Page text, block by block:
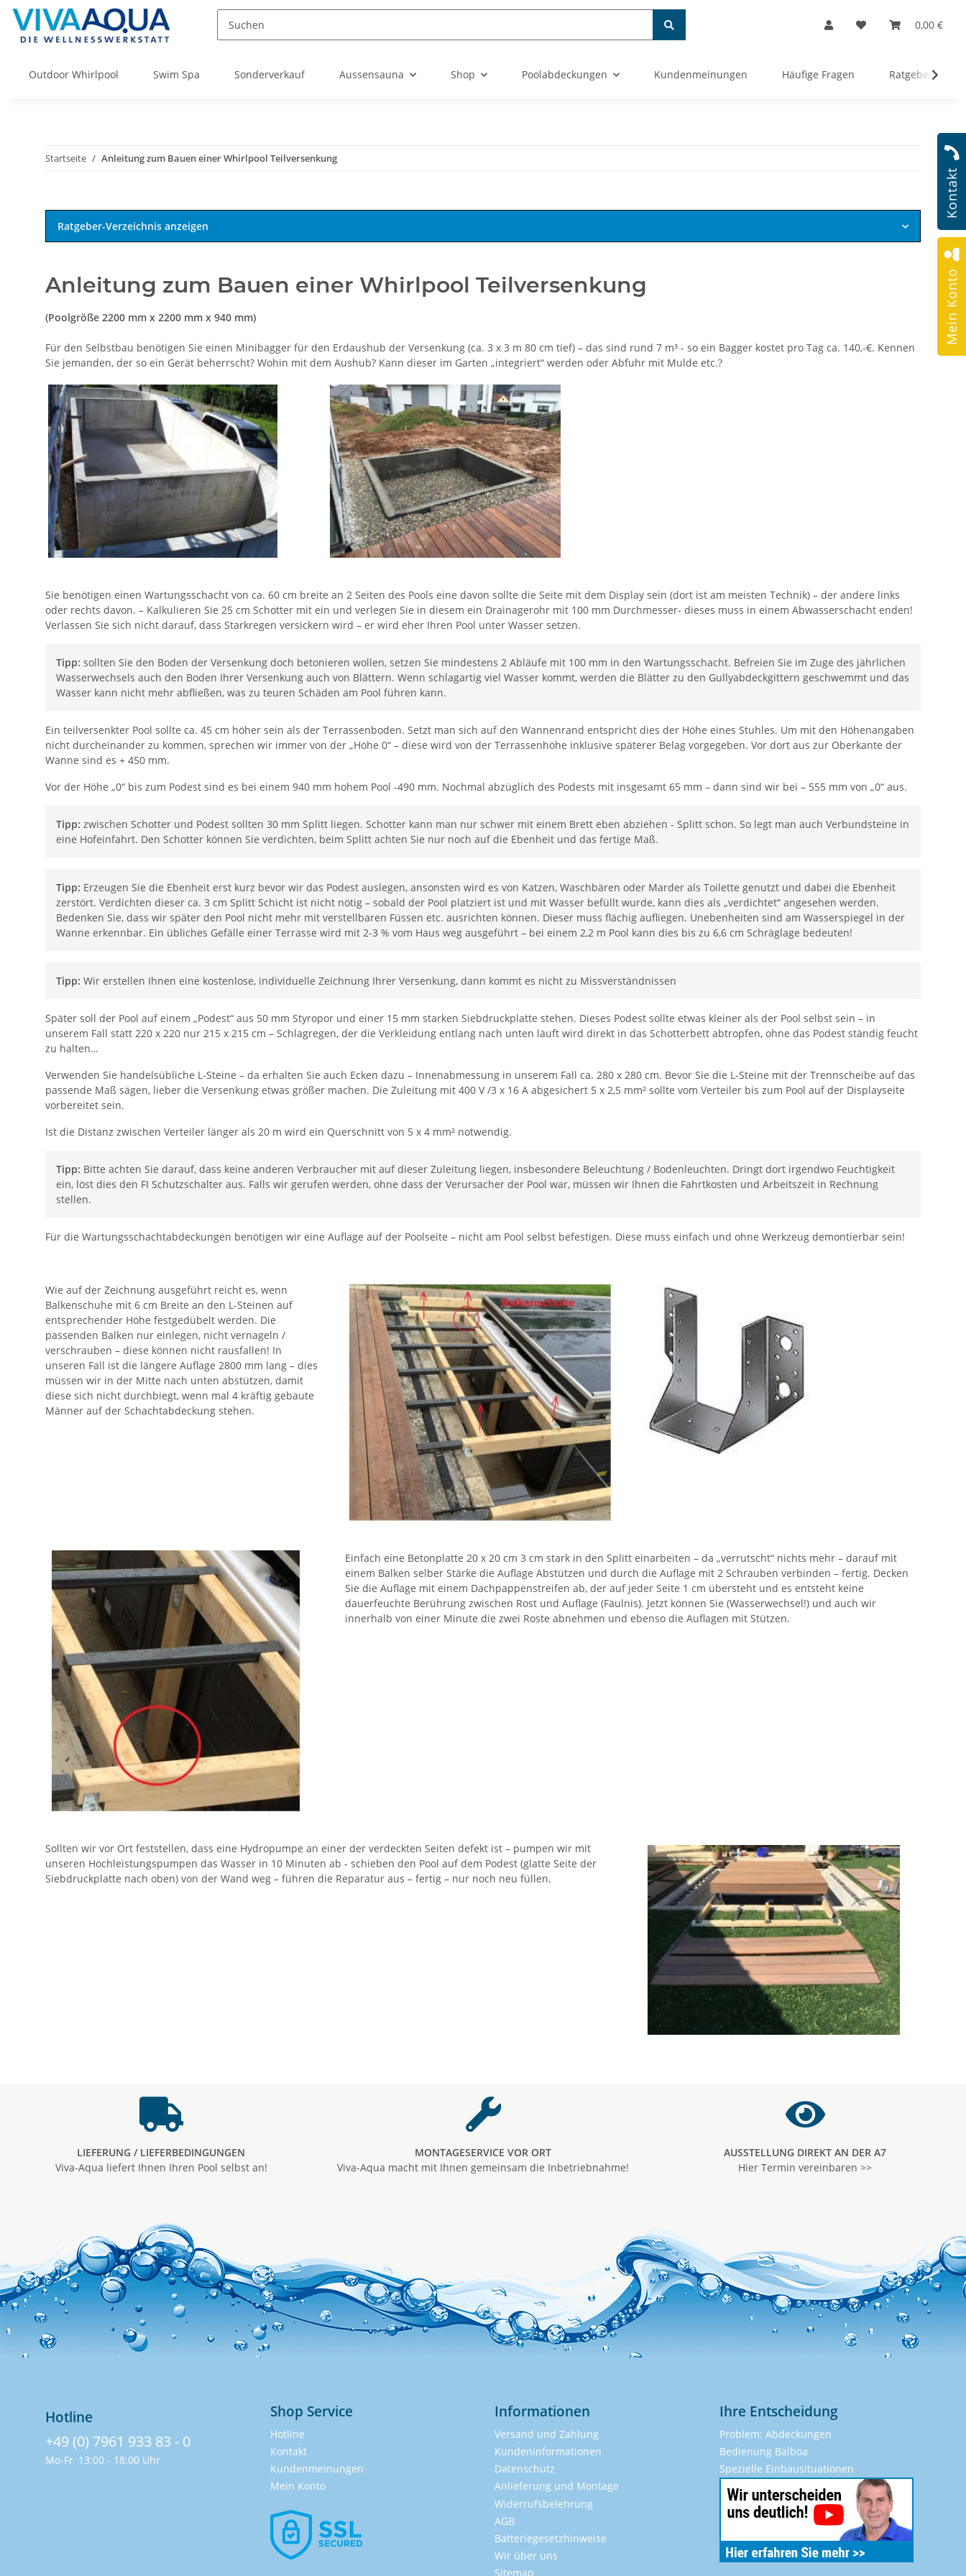
0,00 €
Outdoor Whirlpool Swim Spa Sonderverkauf Aussensauna Shop Poolabdeckungen Kundenmeinungen Häufige Fragen Ratgeber
Kontakt
Mein Konto
Startseite Anleitung zum Bauen einer Whirlpool Teilversenkung
Ratgeber-Verzeichnis anzeigen
Anleitung zum Bauen einer Whirlpool Teilversenkung
(Poolgröße 2200 mm x 2200 mm x 940 mm)
Für den Selbstbau benötigen Sie einen Minibagger für den Erdaushub der Versenkung (ca. 3 x 3 m 80 cm tief) – das sind rund 7 m³ - so ein Bagger kostet pro Tag ca. 140,-€. Kennen
Sie jemanden, der so ein Gerät beherrscht? Wohin mit dem Aushub? Kann dieser im Garten „integriert“ werden oder Abfuhr mit Mulde etc.?
Sie benötigen einen Wartungsschacht von ca. 60 cm breite an 2 Seiten des Pools eine davon sollte die Seite mit dem Display sein (dort ist am meisten Technik) – der andere links
oder rechts davon. – Kalkulieren Sie 25 cm Schotter mit ein und verlegen Sie in diesem ein Drainagerohr mit 100 mm Durchmesser- dieses muss in einem Abwasserschacht enden!
Verlassen Sie sich nicht darauf, dass Starkregen versickern wird – er wird eher Ihren Pool unter Wasser setzen.
Tipp: sollten Sie den Boden der Versenkung doch betonieren wollen, setzen Sie mindestens 2 Abläufe mit 100 mm in den Wartungsschacht. Befreien Sie im Zuge des jährlichen
Wasserwechsels auch den Boden Ihrer Versenkung auch von Blättern. Wenn schlagartig viel Wasser kommt, werden die Blätter zu den Gullyabdeckgittern geschwemmt und das
Wasser kann nicht mehr abfließen, was zu teuren Schäden am Pool führen kann.
Ein teilversenkter Pool sollte ca. 45 cm höher sein als der Terrassenboden. Setzt man sich auf den Wannenrand entspricht dies der Höhe eines Stuhles. Um mit den Höhenangaben
nicht durcheinander zu kommen, sprechen wir immer von der „Höhe 0“ – diese wird von der Terrassenhöhe inklusive späterer Belag vorgegeben. Vor dort aus zur Oberkante der
Wanne sind es + 450 mm.
Vor der Höhe „0“ bis zum Podest sind es bei einem 940 mm hohem Pool -490 mm. Nochmal abzüglich des Podests mit insgesamt 65 mm – dann sind wir bei – 555 mm von „0“ aus.
Tipp: zwischen Schotter und Podest sollten 30 mm Splitt liegen. Schotter kann man nur schwer mit einem Brett eben abziehen - Splitt schon. So legt man auch Verbundsteine in
eine Hofeinfahrt. Den Schotter können Sie verdichten, beim Splitt achten Sie nur noch auf die Ebenheit und das fertige Maß.
Tipp: Erzeugen Sie die Ebenheit erst kurz bevor wir das Podest auslegen, ansonsten wird es von Katzen, Waschbären oder Marder als Toilette genutzt und dabei die Ebenheit
zerstört. Verdichten dieser ca. 3 cm Splitt Schicht ist nicht nötig – sobald der Pool platziert ist und mit Wasser befüllt wurde, kann dies als „verdichtet“ angesehen werden.
Bedenken Sie, dass wir später den Pool nicht mehr mit verstellbaren Füssen etc. ausrichten können. Dieser muss flächig aufliegen. Unebenheiten sind am Wasserspiegel in der
Wanne erkennbar. Ein übliches Gefälle einer Terrasse wird mit 2-3 % vom Haus weg ausgeführt – bei einem 2,2 m Pool kann dies bis zu 6,6 cm Schräglage bedeuten!
Tipp: Wir erstellen Ihnen eine kostenlose, individuelle Zeichnung Ihrer Versenkung, dann kommt es nicht zu Missverständnissen
Später soll der Pool auf einem „Podest“ aus 50 mm Styropor und einer 15 mm starken Siebdruckplatte stehen. Dieses Podest sollte etwas kleiner als der Pool selbst sein – in
unserem Fall statt 220 x 220 nur 215 x 215 cm – Schlagregen, der die Verkleidung entlang nach unten läuft wird direkt in das Schotterbett abtropfen, ohne das Podest ständig feucht
zu halten…
Verwenden Sie handelsübliche L-Steine – da erhalten Sie auch Ecken dazu – Innenabmessung in unserem Fall ca. 280 x 280 cm. Bevor Sie die L-Steine mit der Trennscheibe auf das
passende Maß sägen, lieber die Versenkung etwas größer machen. Die Zuleitung mit 400 V /3 x 16 A abgesichert 5 x 2,5 mm² sollte vom Verteiler bis zum Pool auf der Displayseite
vorbereitet sein.
Ist die Distanz zwischen Verteiler länger als 20 m wird ein Querschnitt von 5 x 4 mm² notwendig.
Tipp: Bitte achten Sie darauf, dass keine anderen Verbraucher mit auf dieser Zuleitung liegen, insbesondere Beleuchtung / Bodenleuchten. Dringt dort irgendwo Feuchtigkeit
ein, löst dies den FI Schutzschalter aus. Falls wir gerufen werden, ohne dass der Verursacher der Pool war, müssen wir Ihnen die Fahrtkosten und Arbeitszeit in Rechnung
stellen.
Für die Wartungsschachtabdeckungen benötigen wir eine Auflage auf der Poolseite – nicht am Pool selbst befestigen. Diese muss einfach und ohne Werkzeug demontierbar sein!
Wie auf der Zeichnung ausgeführt reicht es, wenn
Balkenschuhe mit 6 cm Breite an den L-Steinen auf
entsprechender Höhe festgedübelt werden. Die
passenden Balken nur einlegen, nicht vernageln /
verschrauben – diese können nicht rausfallen! In
unseren Fall ist die längere Auflage 2800 mm lang – dies
müssen wir in der Mitte nach unten abstützen, damit
diese sich nicht durchbiegt, wenn mal 4 kräftig gebaute
Männer auf der Schachtabdeckung stehen.
Einfach eine Betonplatte 20 x 20 cm 3 cm stark in den Splitt einarbeiten – da „verrutscht“ nichts mehr – darauf mit
einem Balken selber Stärke die Auflage Abstützen und durch die Auflage mit 2 Schrauben verbinden – fertig. Decken
Sie die Auflage mit einem Dachpappenstreifen ab, der auf jeder Seite 1 cm übersteht und es entsteht keine
dauerfeuchte Berührung zwischen Rost und Auflage (Fäulnis). Jetzt können Sie (Wasserwechsel!) und auch wir
innerhalb von einer Minute die zwei Roste abnehmen und ebenso die Auflagen mit Stützen.
Sollten wir vor Ort feststellen, dass eine Hydropumpe an einer der verdeckten Seiten defekt ist – pumpen wir mit
unseren Hochleistungspumpen das Wasser in 10 Minuten ab - schieben den Pool auf dem Podest (glatte Seite der
Siebdruckplatte nach oben) von der Wand weg – führen die Reparatur aus – fertig – nur noch neu füllen.
LIEFERUNG / LIEFERBEDINGUNGEN
Viva-Aqua liefert Ihnen Ihren Pool selbst an!
MONTAGESERVICE VOR ORT
Viva-Aqua macht mit Ihnen gemeinsam die Inbetriebnahme!
AUSSTELLUNG DIREKT AN DER A7
Hier Termin vereinbaren >>
Hotline
+49 (0) 7961 933 83 - 0
Mo-Fr 13:00 - 18:00 Uhr
Shop Service
Hotline
Kontakt
Kundenmeinungen
Mein Konto
Informationen
Versand und Zahlung
Kundeninformationen
Datenschutz
Anlieferung und Montage
Widerrufsbelehrung
AGB
Batteriegesetzhinweise
Wir über uns
Sitemap
Ihre Entscheidung
Problem: Abdeckungen
Bedienung Balboa
Spezielle Einbausituationen